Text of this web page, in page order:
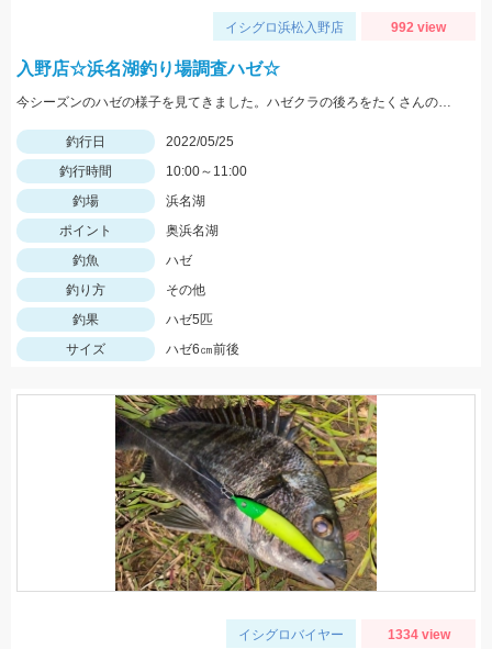
イシグロ浜松入野店 992 view
入野店☆浜名湖釣り場調査ハゼ☆
今シーズンのハゼの様子を見てきました。ハゼクラの後ろをたくさんのハゼが付いてきたので今後楽しみですよ♪今後もちょくちょく様子見てきますね。
釣行日
2022/05/25
釣行時間
10:00～11:00
釣場
浜名湖
ポイント
奥浜名湖
釣魚
ハゼ
釣り方
その他
釣果
ハゼ5匹
サイズ
ハゼ6㎝前後
イシグロバイヤー 1334 view